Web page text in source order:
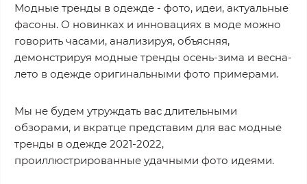
Модные тренды в одежде - фото, идеи, актуальные
фасоны. О новинках и инновациях в моде можно
говорить часами, анализируя, объясняя,
демонстрируя модные тренды осень-зима и весна-
лето в одежде оригинальными фото примерами.
Мы не будем утруждать вас длительными
обзорами, и вкратце представим для вас модные
тренды в одежде 2021-2022,
проиллюстрированные удачными фото идеями.